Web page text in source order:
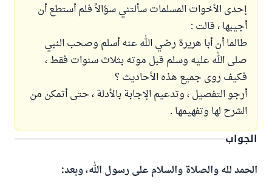
إحدى الأخوات المسلمات سألتني سؤالاً فلم أستطع أن
أجيبها ، قالت :
طالما أن أبا هريرة رضي الله عنه أسلم وصحب النبي
صلى الله عليه وسلم قبل موته بثلاث سنوات فقط ،
فكيف روى جميع هذه الأحاديث ؟
أرجو التفصيل ، وتدعيم الإجابة بالأدلة ، حتى أتمكن من
الشرح لها وتفهيمها .
الجواب
الحمد لله والصلاة والسلام على رسول الله، وبعد: